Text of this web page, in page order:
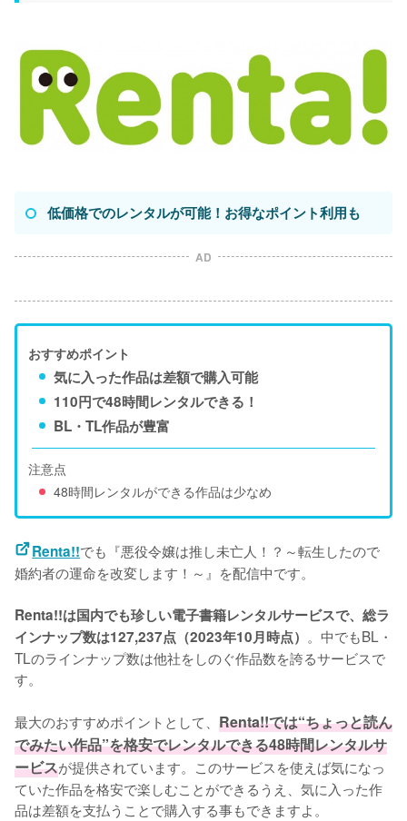
低価格でのレンタルが可能！お得なポイント利用も
AD
おすすめポイント
気に入った作品は差額で購入可能
110円で48時間レンタルできる！
BL・TL作品が豊富
注意点
48時間レンタルができる作品は少なめ
Renta!!でも『悪役令嬢は推し未亡人！？～転生したので
婚約者の運命を改変します！～』を配信中です。
Renta!!は国内でも珍しい電子書籍レンタルサービスで、総ラ
インナップ数は127,237点（2023年10月時点） 。中でもBL・
TLのラインナップ数は他社をしのぐ作品数を誇るサービスで
す。
最大のおすすめポイントとして、 Renta!!では“ちょっと読ん
でみたい作品”を格安でレンタルできる48時間レンタルサ
ービスが提供されています。このサービスを使えば気になっ
ていた作品を格安で楽しむことができるうえ、気に入った作
品は差額を支払うことで購入する事もできますよ。